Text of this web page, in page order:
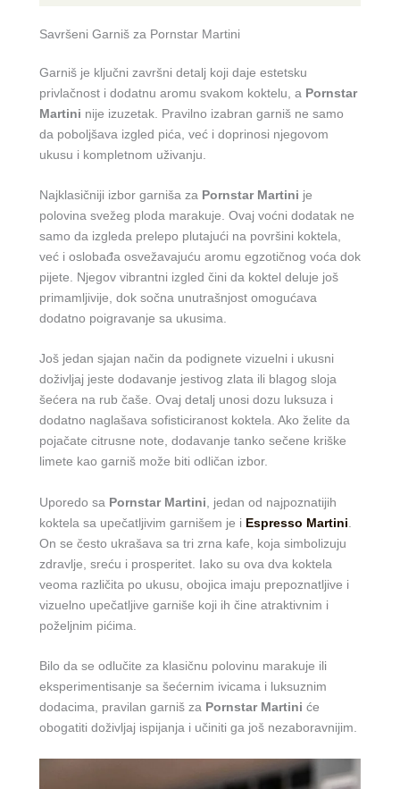
Savršeni Garniš za Pornstar Martini
Garniš je ključni završni detalj koji daje estetsku
privlačnost i dodatnu aromu svakom koktelu, a Pornstar
Martini nije izuzetak. Pravilno izabran garniš ne samo
da poboljšava izgled pića, već i doprinosi njegovom
ukusu i kompletnom uživanju.
Najklasičniji izbor garniša za Pornstar Martini je
polovina svežeg ploda marakuje. Ovaj voćni dodatak ne
samo da izgleda prelepo plutajući na površini koktela,
već i oslobađa osvežavajuću aromu egzotičnog voća dok
pijete. Njegov vibrantni izgled čini da koktel deluje još
primamljivije, dok sočna unutrašnjost omogućava
dodatno poigravanje sa ukusima.
Još jedan sjajan način da podignete vizuelni i ukusni
doživljaj jeste dodavanje jestivog zlata ili blagog sloja
šećera na rub čaše. Ovaj detalj unosi dozu luksuza i
dodatno naglašava sofisticiranost koktela. Ako želite da
pojačate citrusne note, dodavanje tanko sečene kriške
limete kao garniš može biti odličan izbor.
Uporedo sa Pornstar Martini , jedan od najpoznatijih
koktela sa upečatljivim garnišem je i Espresso Martini
On se često ukrašava sa tri zrna kafe, koja simbolizuju
zdravlje, sreću i prosperitet. Iako su ova dva koktela
veoma različita po ukusu, obojica imaju prepoznatljive i
vizuelno upečatljive garniše koji ih čine atraktivnim i
poželjnim pićima.
Bilo da se odlučite za klasičnu polovinu marakuje ili
eksperimentisanje sa šećernim ivicama i luksuznim
dodacima, pravilan garniš za Pornstar Martini će
obogatiti doživljaj ispijanja i učiniti ga još nezaboravnijim.